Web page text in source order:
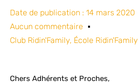
Date de publication : 14 mars 2020
Aucun commentaire
Club Ridin'Family, École Ridin'Family
Chers Adhérents et Proches,